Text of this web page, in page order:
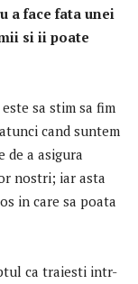
a face fata unei
si ii poate
sa stim sa fim
cand suntem
de a asigura
nostri; iar asta
in care sa poata
ca traiesti intr-